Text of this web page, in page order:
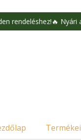
🔥 Nyári akció